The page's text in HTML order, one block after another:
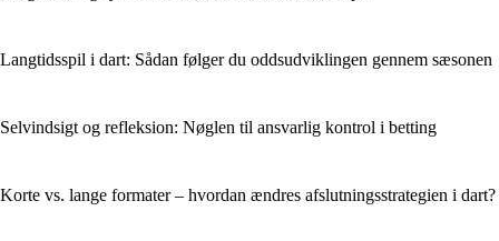
Langtidsspil i dart: Sådan følger du oddsudviklingen gennem sæsonen
Selvindsigt og refleksion: Nøglen til ansvarlig kontrol i betting
Korte vs. lange formater – hvordan ændres afslutningsstrategien i dart?